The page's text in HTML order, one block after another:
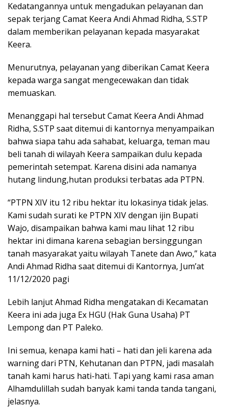
Kedatangannya untuk mengadukan pelayanan dan
sepak terjang Camat Keera Andi Ahmad Ridha, S.STP
dalam memberikan pelayanan kepada masyarakat
Keera.
Menurutnya, pelayanan yang diberikan Camat Keera
kepada warga sangat mengecewakan dan tidak
memuaskan.
Menanggapi hal tersebut Camat Keera Andi Ahmad
Ridha, S.STP saat ditemui di kantornya menyampaikan
bahwa siapa tahu ada sahabat, keluarga, teman mau
beli tanah di wilayah Keera sampaikan dulu kepada
pemerintah setempat. Karena disini ada namanya
hutang lindung,hutan produksi terbatas ada PTPN.
“PTPN XIV itu 12 ribu hektar itu lokasinya tidak jelas.
Kami sudah surati ke PTPN XIV dengan ijin Bupati
Wajo, disampaikan bahwa kami mau lihat 12 ribu
hektar ini dimana karena sebagian bersinggungan
tanah masyarakat yaitu wilayah Tanete dan Awo,” kata
Andi Ahmad Ridha saat ditemui di Kantornya, Jum’at
11/12/2020 pagi
Lebih lanjut Ahmad Ridha mengatakan di Kecamatan
Keera ini ada juga Ex HGU (Hak Guna Usaha) PT
Lempong dan PT Paleko.
Ini semua, kenapa kami hati – hati dan jeli karena ada
warning dari PTN, Kehutanan dan PTPN, jadi masalah
tanah kami harus hati-hati. Tapi yang kami rasa aman
Alhamdulillah sudah banyak kami tanda tanda tangani,
jelasnya.